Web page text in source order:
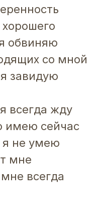
обвиняю
со мной
завидую
всегда жду
имею сейчас
я не умею
мне
всегда